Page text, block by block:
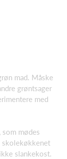
mad. Måske
grøntsager
med
mødes
skolekøkkenet
slankekost.